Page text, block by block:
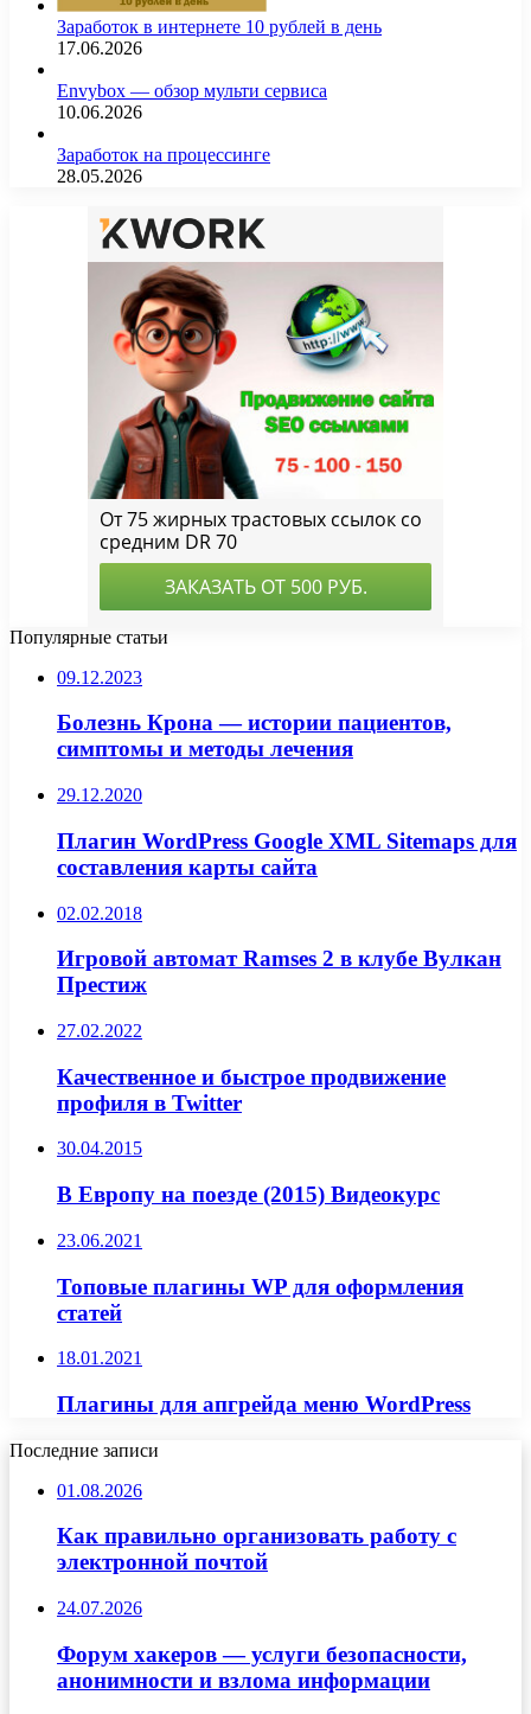
Заработок в интернете 10 рублей в день
17.06.2026
Envybox — обзор мульти сервиса
10.06.2026
Заработок на процессинге
28.05.2026
Популярные статьи
09.12.2023
Болезнь Крона — истории пациентов,
симптомы и методы лечения
29.12.2020
Плагин WordPress Google XML Sitemaps для
составления карты сайта
02.02.2018
Игровой автомат Ramses 2 в клубе Вулкан
Престиж
27.02.2022
Качественное и быстрое продвижение
профиля в Twitter
30.04.2015
В Европу на поезде (2015) Видеокурс
23.06.2021
Топовые плагины WP для оформления
статей
18.01.2021
Плагины для апгрейда меню WordPress
Последние записи
01.08.2026
Как правильно организовать работу с
электронной почтой
24.07.2026
Форум хакеров — услуги безопасности,
анонимности и взлома информации